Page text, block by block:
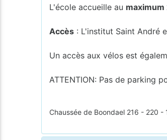
L'école accueille au
Accès : L'institut Saint André
Un accès aux vélos est
ATTENTION: Pas de parking
Chaussée de Boondael 216 - 220 -